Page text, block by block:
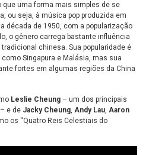
que uma forma mais simples de se
ou seja, à música pop produzida em
década de 1950, com a popularização
o gênero carrega bastante influência
chinesa. Sua popularidade é
Singapura e Malásia, mas sua
fortes em algumas regiões da China
Leslie Cheung – um dos principais
e de Jacky Cheung, Andy Lau, Aaron
os “Quatro Reis Celestiais do